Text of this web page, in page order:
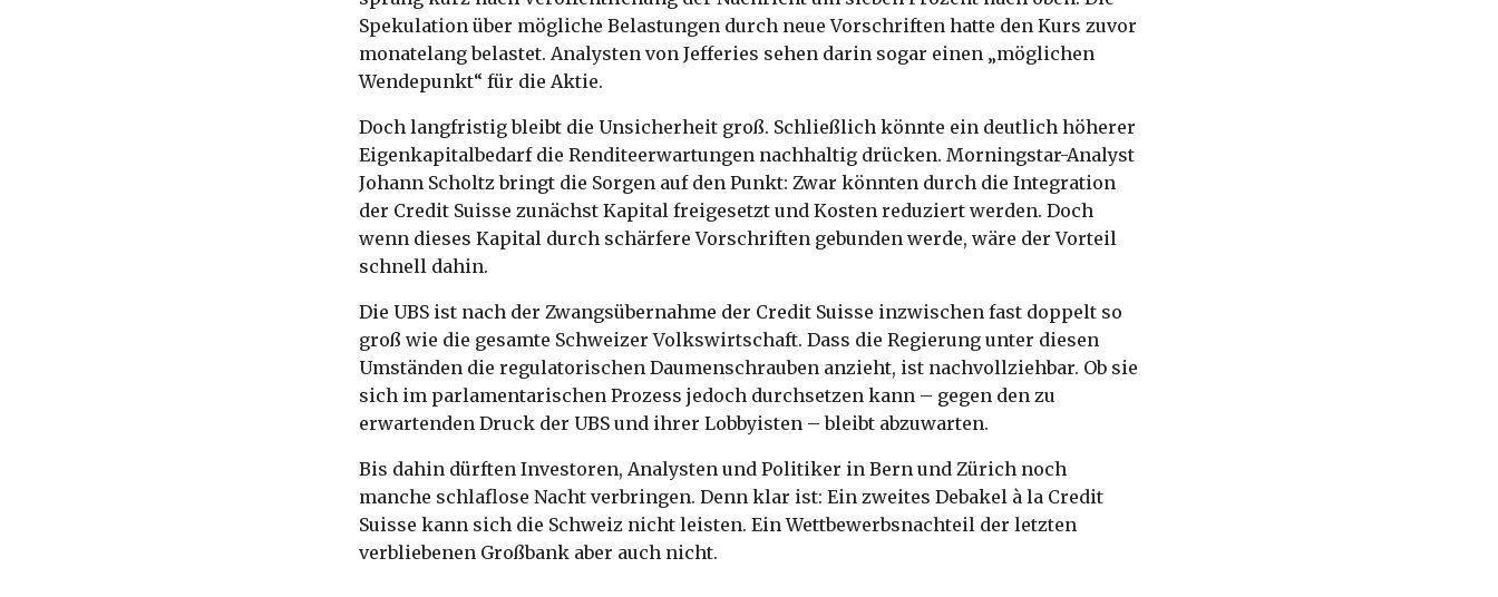
Spekulation über mögliche Belastungen durch neue Vorschriften hatte den Kurs zuvor
monatelang belastet. Analysten von Jefferies sehen darin sogar einen „möglichen
Wendepunkt“ für die Aktie.
Doch langfristig bleibt die Unsicherheit groß. Schließlich könnte ein deutlich höherer
Eigenkapitalbedarf die Renditeerwartungen nachhaltig drücken. Morningstar-Analyst
Johann Scholtz bringt die Sorgen auf den Punkt: Zwar könnten durch die Integration
der Credit Suisse zunächst Kapital freigesetzt und Kosten reduziert werden. Doch
wenn dieses Kapital durch schärfere Vorschriften gebunden werde, wäre der Vorteil
schnell dahin.
Die UBS ist nach der Zwangsübernahme der Credit Suisse inzwischen fast doppelt so
groß wie die gesamte Schweizer Volkswirtschaft. Dass die Regierung unter diesen
Umständen die regulatorischen Daumenschrauben anzieht, ist nachvollziehbar. Ob sie
sich im parlamentarischen Prozess jedoch durchsetzen kann – gegen den zu
erwartenden Druck der UBS und ihrer Lobbyisten – bleibt abzuwarten.
Bis dahin dürften Investoren, Analysten und Politiker in Bern und Zürich noch
manche schlaflose Nacht verbringen. Denn klar ist: Ein zweites Debakel à la Credit
Suisse kann sich die Schweiz nicht leisten. Ein Wettbewerbsnachteil der letzten
verbliebenen Großbank aber auch nicht.